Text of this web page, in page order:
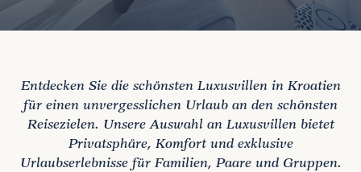
Entdecken Sie die schönsten Luxusvillen in Kroatien
für einen unvergesslichen Urlaub an den schönsten
Reisezielen. Unsere Auswahl an Luxusvillen bietet
Privatsphäre, Komfort und exklusive
Urlaubserlebnisse für Familien, Paare und Gruppen.